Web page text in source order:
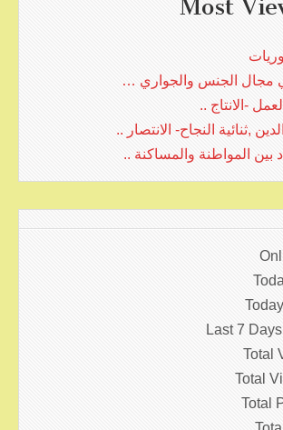
Most
مجال الجنس والجواري …
-الانتاج ..
,ثنائية النجاح- الانتصار ..
بين المواطنة والمساكنة ..
Last 7
Total
Total
Total